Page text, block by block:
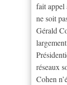
fait appel
ne soit
Gérald
réseaux
Cohen